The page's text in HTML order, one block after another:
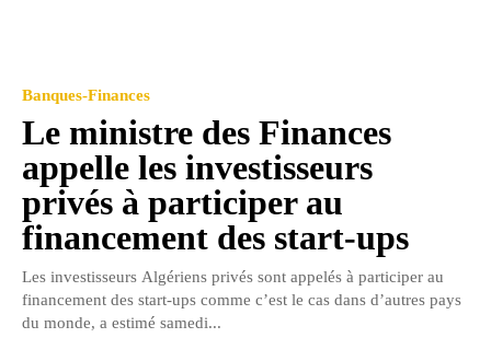
Banques-Finances
Le ministre des Finances
appelle les investisseurs
privés à participer au
financement des start-ups
Les investisseurs Algériens privés sont appelés à participer au
financement des start-ups comme c’est le cas dans d’autres pays
du monde, a estimé samedi...